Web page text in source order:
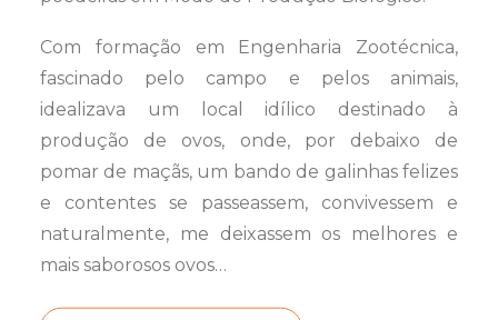
Com formação em Engenharia Zootécnica,
fascinado pelo campo e pelos animais,
idealizava um local idílico destinado à
produção de ovos, onde, por debaixo de
pomar de maçãs, um bando de galinhas felizes
e contentes se passeassem, convivessem e
naturalmente, me deixassem os melhores e
mais saborosos ovos…